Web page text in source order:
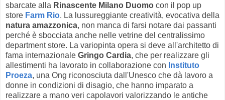
sbarcate alla Rinascente Milano Duomo con il pop up
store Farm Rio. La lussureggiante creatività, evocativa della
natura amazzonica, non manca di farsi notare dai passanti
perché è sbocciata anche nelle vetrine del centralissimo
department store. La variopinta opera si deve all'architetto di
fama internazionale Gringo Cardia, che per realizzare gli
allestimenti ha lavorato in collaborazione con Instituto
Proeza, una Ong riconosciuta dall'Unesco che dà lavoro a
donne in condizioni di disagio, che hanno imparato a
realizzare a mano veri capolavori valorizzando le antiche